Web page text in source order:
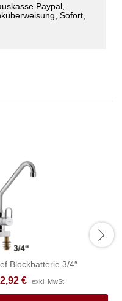
Paypal,
Sofort,
Blockbatterie 3/4″
€ exkl. MwSt.